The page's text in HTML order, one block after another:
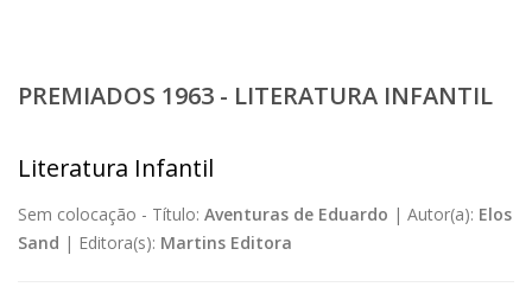
PREMIADOS 1963 - LITERATURA INFANTIL
Literatura Infantil
Sem colocação - Título: Aventuras de Eduardo | Autor(a): Elos
Sand | Editora(s): Martins Editora